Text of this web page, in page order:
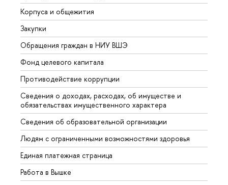
Корпуса и общежития
Закупки
Обращения граждан в НИУ ВШЭ
Фонд целевого капитала
Противодействие коррупции
Сведения о доходах, расходах, об имуществе и
обязательствах имущественного характера
Сведения об образовательной организации
Людям с ограниченными возможностями здоровья
Единая платежная страница
Работа в Вышке